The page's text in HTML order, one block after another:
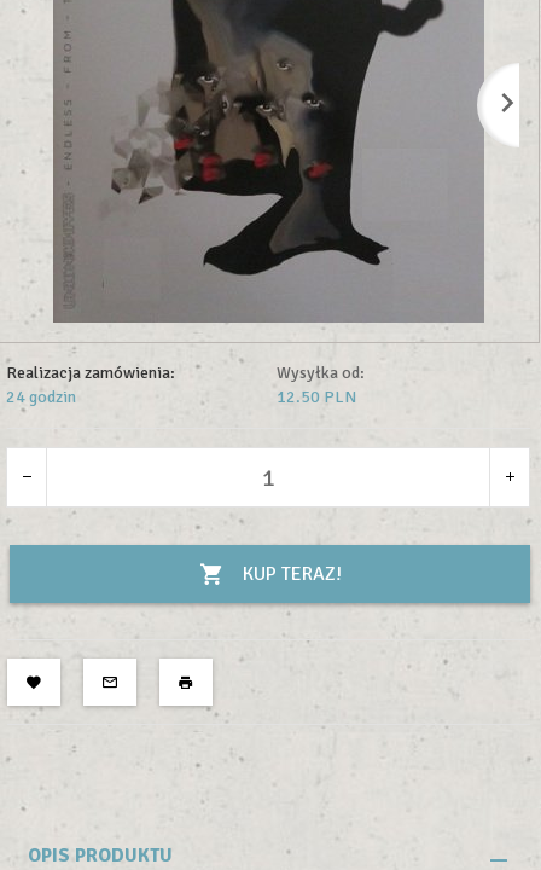
Realizacja zamówienia:
24 godzin
Wysyłka od:
12.50 PLN
KUP TERAZ!
OPIS PRODUKTU